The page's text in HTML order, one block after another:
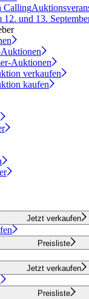
Calling
12. und 13.
Auktionen
verkaufen
kaufen
Jetzt verkaufen
Preisliste
Jetzt verkaufen
Preisliste